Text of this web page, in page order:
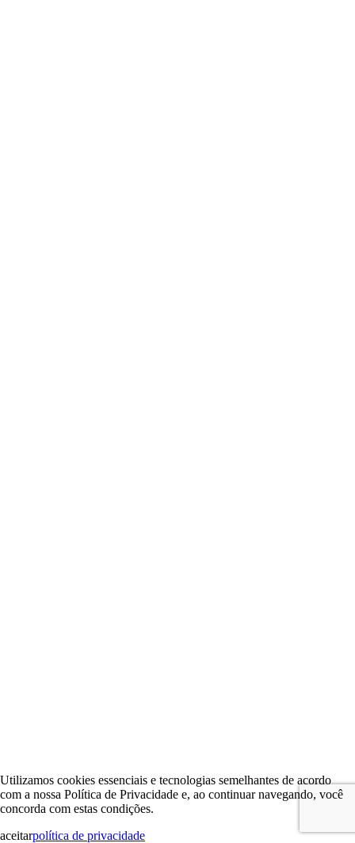
Utilizamos cookies essenciais e tecnologias semelhantes de acordo
com a nossa Política de Privacidade e, ao continuar navegando, você
concorda com estas condições.
aceitarpolítica de privacidade